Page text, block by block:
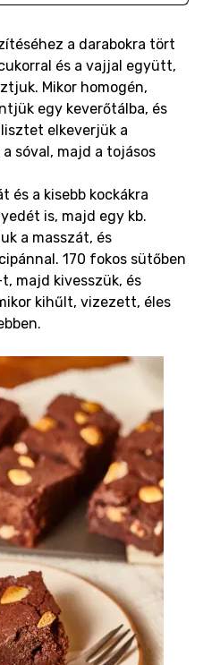
a darabokra tört
és a vajjal együtt,
Mikor homogén,
egy keverőtálba, és
elkeverjük a
sóval, majd a tojásos
és a kisebb kockákra
is, majd egy kb.
a masszát, és
170 fokos sütőben
majd kivesszük, és
kihűlt, vizezett, éles